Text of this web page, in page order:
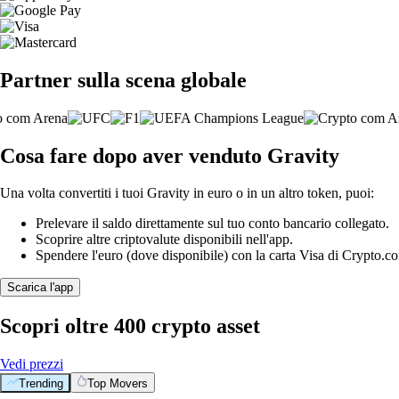
Partner sulla scena globale
Cosa fare dopo aver venduto Gravity
Una volta convertiti i tuoi Gravity in euro o in un altro token, puoi:
Prelevare il saldo direttamente sul tuo conto bancario collegato.
Scoprire altre criptovalute disponibili nell'app.
Spendere l'euro (dove disponibile) con la carta Visa di
Scarica l'app
Scopri oltre 400 crypto asset
Vedi prezzi
Trending Top Movers